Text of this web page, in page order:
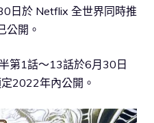
日於 Netflix 全世界同時推
公開。
第1話～13話於6月30日
2022年內公開。